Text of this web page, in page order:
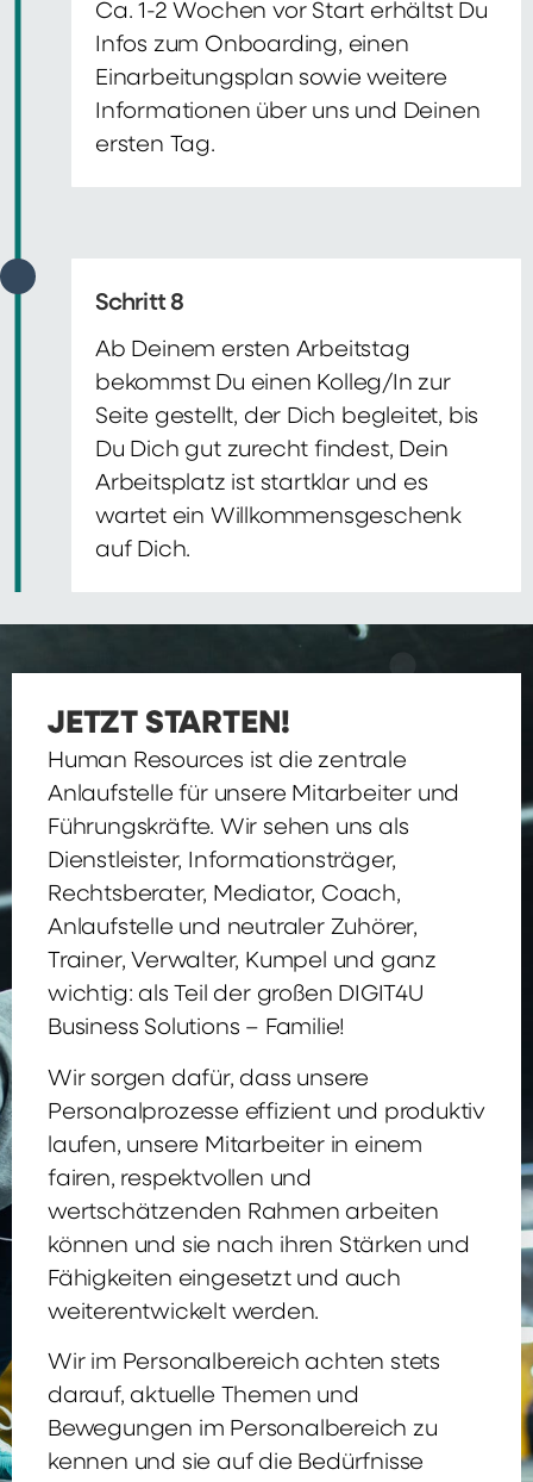
Ca. 1-2 Wochen vor Start erhältst Du
Infos zum Onboarding, einen
Einarbeitungsplan sowie weitere
Informationen über uns und Deinen
ersten Tag.
Schritt 8
Ab Deinem ersten Arbeitstag
bekommst Du einen Kolleg/In zur
Seite gestellt, der Dich begleitet, bis
Du Dich gut zurecht findest, Dein
Arbeitsplatz ist startklar und es
wartet ein Willkommensgeschenk
auf Dich.
JETZT STARTEN!
Human Resources ist die zentrale
Anlaufstelle für unsere Mitarbeiter und
Führungskräfte. Wir sehen uns als
Dienstleister, Informationsträger,
Rechtsberater, Mediator, Coach,
Anlaufstelle und neutraler Zuhörer,
Trainer, Verwalter, Kumpel und ganz
wichtig: als Teil der großen DIGIT4U
Business Solutions – Familie!
Wir sorgen dafür, dass unsere
Personalprozesse effizient und produktiv
laufen, unsere Mitarbeiter in einem
fairen, respektvollen und
wertschätzenden Rahmen arbeiten
können und sie nach ihren Stärken und
Fähigkeiten eingesetzt und auch
weiterentwickelt werden.
Wir im Personalbereich achten stets
darauf, aktuelle Themen und
Bewegungen im Personalbereich zu
kennen und sie auf die Bedürfnisse